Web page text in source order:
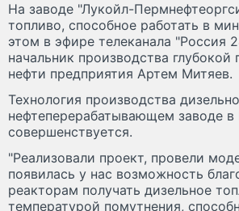
На заводе "Лукойл-
топливо, способное работать в
этом в эфире телеканала "Россия
начальник производства глубокой
нефти предприятия Артем Митяев.
Технология производства
нефтеперерабатывающем заводе
совершенствуется.
"Реализовали проект, провели
появилась у нас возможность
реакторам получать дизельное
температурой помутнения,